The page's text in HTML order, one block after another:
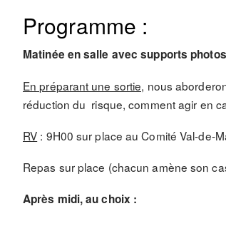
Programme :
Matinée en salle avec supports
En préparant une sortie, nous
réduction du risque, comment agir en
RV : 9H00 sur place au Comité Val-de-
Repas sur place (chacun amène son
Après midi, au choix :